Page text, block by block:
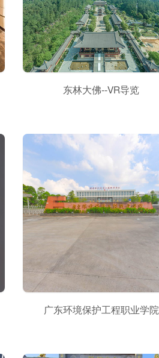
东林大佛--VR导览
广东环境保护工程职业学院